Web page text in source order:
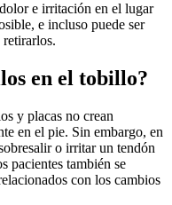
e irritación en el lugar
e incluso puede ser
retirarlos.
en el tobillo?
y placas no crean
en el pie. Sin embargo, en
o irritar un tendón
pacientes también se
con los cambios